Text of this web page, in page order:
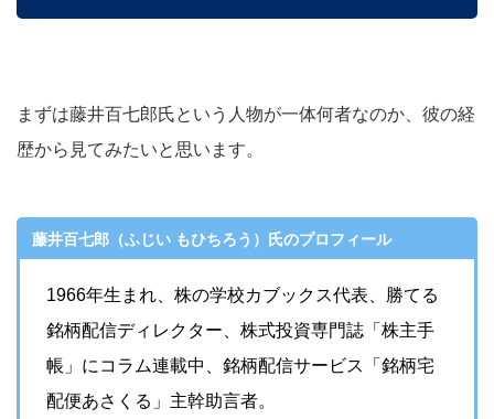
まずは藤井百七郎氏という人物が一体何者なのか、彼の経
歴から見てみたいと思います。
藤井百七郎（ふじい もひちろう）氏のプロフィール
1966年生まれ、株の学校カブックス代表、勝てる
銘柄配信ディレクター、株式投資専門誌「株主手
帳」にコラム連載中、銘柄配信サービス「銘柄宅
配便あさくる」主幹助言者。